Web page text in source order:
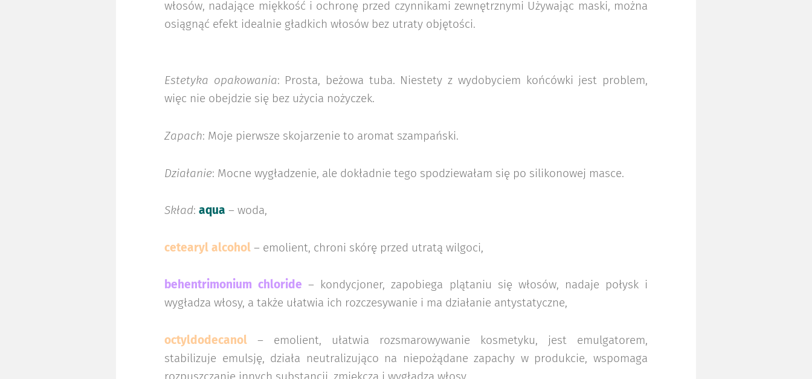
włosów, nadające miękkość i ochronę przed czynnikami zewnętrznymi Używając maski, można
osiągnąć efekt idealnie gładkich włosów bez utraty objętości.
Estetyka opakowania: Prosta, beżowa tuba. Niestety z wydobyciem końcówki jest problem,
więc nie obejdzie się bez użycia nożyczek.
Zapach: Moje pierwsze skojarzenie to aromat szampański.
Działanie: Mocne wygładzenie, ale dokładnie tego spodziewałam się po silikonowej masce.
Skład: aqua – woda,
cetearyl alcohol – emolient, chroni skórę przed utratą wilgoci,
behentrimonium chloride – kondycjoner, zapobiega plątaniu się włosów, nadaje połysk i
wygładza włosy, a także ułatwia ich rozczesywanie i ma działanie antystatyczne,
octyldodecanol
– emolient, ułatwia rozsmarowywanie kosmetyku, jest emulgatorem,
stabilizuje emulsję, działa neutralizująco na niepożądane zapachy w produkcie, wspomaga